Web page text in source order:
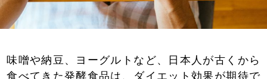
味噌や納豆、ヨーグルトなど、日本人が古くから
食べてきた発酵食品は、ダイエット効果が期待で